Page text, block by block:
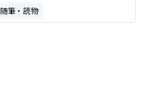
随筆・読物